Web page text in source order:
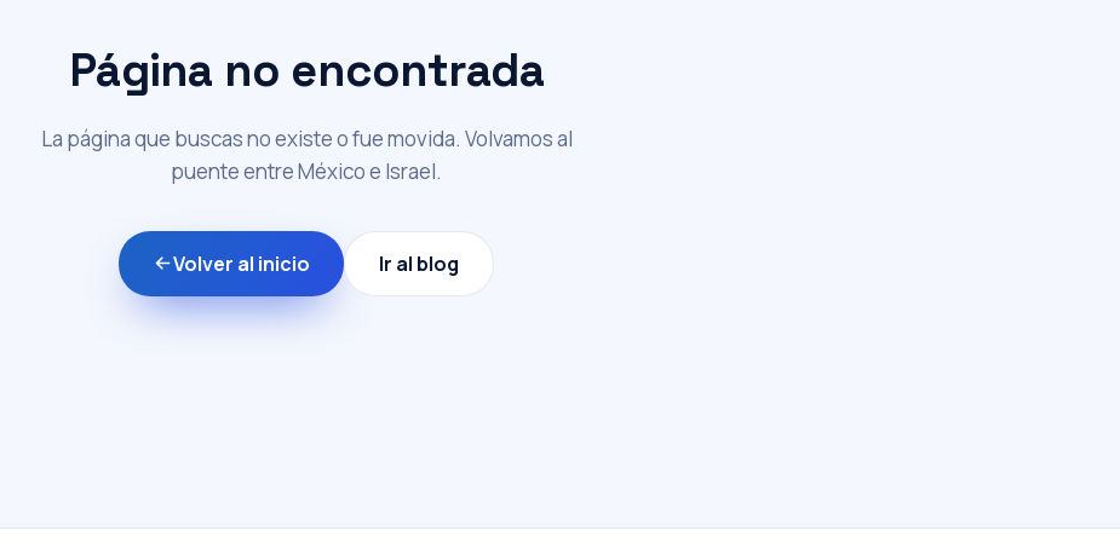
Página no encontrada
La página que buscas no existe o fue movida. Volvamos al
puente entre México e Israel.
Volver al inicio Ir al blog